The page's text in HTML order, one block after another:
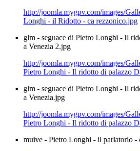
http://joomla.mygpv.com/images/
Longhi - il Ridotto - ca rezzonico.jpg
glm - seguace di Pietro Longhi - Il
a Venezia 2.jpg
http://joomla.mygpv.com/images/
Pietro Longhi - Il ridotto di palazzo
glm - seguace di Pietro Longhi - Il
a Venezia.jpg
http://joomla.mygpv.com/images/
Pietro Longhi - Il ridotto di palazzo
muive - Pietro Longhi - il parlatorio -